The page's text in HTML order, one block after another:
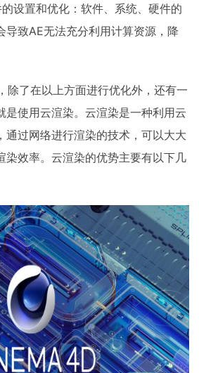
设置和优化：软件、系统、硬件的
导致AE无法充分利用计算资源，降
除了在以上方面进行优化外，还有一
是使用云渲染。云渲染是一种利用云
通过网络进行渲染的技术，可以大大
染效率。云渲染的优势主要有以下几